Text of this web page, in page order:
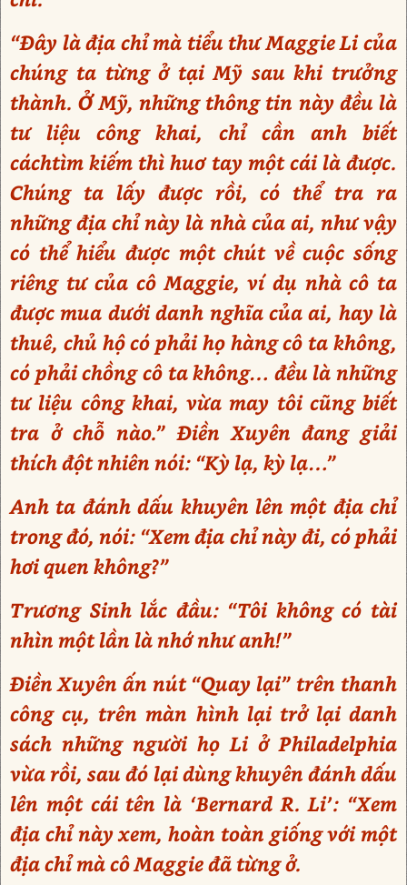
“Đây là địa chỉ mà tiểu thư Maggie Li của
chúng ta từng ở tại Mỹ sau khi trưởng
thành. Ở Mỹ, những thông tin này đều là
tư liệu công khai, chỉ cần anh biết
cáchtìm kiếm thì huơ tay một cái là được.
Chúng ta lấy được rồi, có thể tra ra
những địa chỉ này là nhà của ai, như vậy
có thể hiểu được một chút về cuộc sống
riêng tư của cô Maggie, ví dụ nhà cô ta
được mua dưới danh nghĩa của ai, hay là
thuê, chủ hộ có phải họ hàng cô ta không,
có phải chồng cô ta không… đều là những
tư liệu công khai, vừa may tôi cũng biết
tra ở chỗ nào.” Điền Xuyên đang giải
thích đột nhiên nói: “Kỳ lạ, kỳ lạ…”
Anh ta đánh dấu khuyên lên một địa chỉ
trong đó, nói: “Xem địa chỉ này đi, có phải
hơi quen không?”
Trương Sinh lắc đầu: “Tôi không có tài
nhìn một lần là nhớ như anh!”
Điền Xuyên ấn nút “Quay lại” trên thanh
công cụ, trên màn hình lại trở lại danh
sách những người họ Li ở Philadelphia
vừa rồi, sau đó lại dùng khuyên đánh dấu
lên một cái tên là ‘Bernard R. Li’: “Xem
địa chỉ này xem, hoàn toàn giống với một
địa chỉ mà cô Maggie đã từng ở.